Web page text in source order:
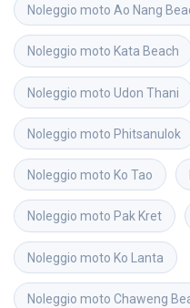
Noleggio moto Ao Nang
Noleggio moto Kata Beach
Noleggio moto Udon Thani
Noleggio moto Phitsanulok
Noleggio moto Ko Tao
Noleggio moto Pak Kret
Noleggio moto Ko Lanta
Noleggio moto Chaweng